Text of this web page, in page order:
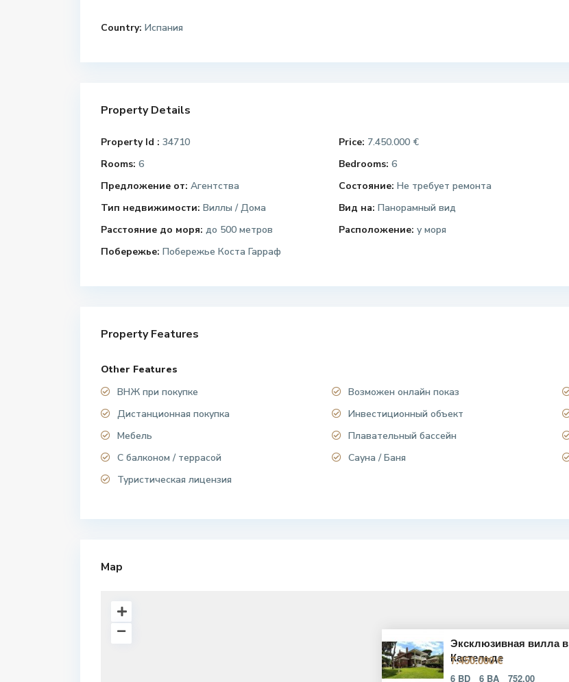
Country: Испания
Property Details
Property Id : 34710 Price: 7.450.000 €
Rooms: 6 Bedrooms: 6
Предложение от: Агентства Состояние: Не требует ремонта
Тип недвижимости: Виллы / Дома Вид на: Панорамный вид
Расстояние до моря: до 500 метров Расположение: у моря
Побережье: Побережье Коста Гарраф
Property Features
Other Features
ВНЖ при покупке
Возможен онлайн показ
Дистанционная покупка
Инвестиционный объект
Мебель
Плавательный бассейн
С балконом / террасой
Сауна / Баня
Туристическая лицензия
Map
Эксклюзивная вилла в
Кастельде
7.450.000 €
6 BD 6 BA 752.00